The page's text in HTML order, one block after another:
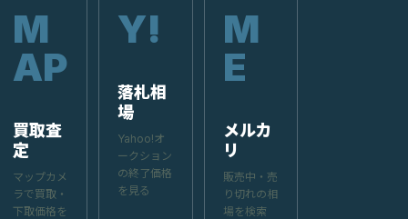
買取査
定
マップカメ
ラで買取・
下取価格を
落札相
場
Yahoo!オ
ークション
の終了価格
を見る
メルカ
リ
販売中・売
り切れの相
場を検索